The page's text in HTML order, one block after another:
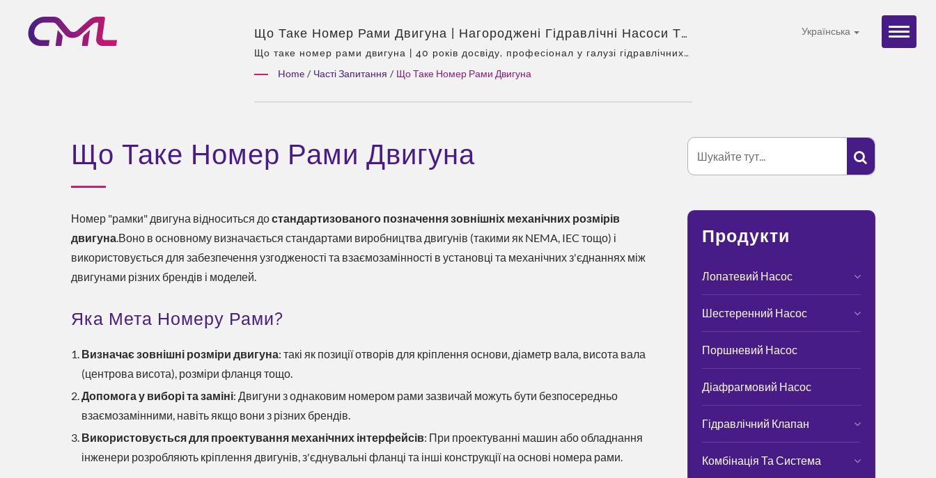
Українська
Що Таке Номер Рами Двигуна | Нагороджені Гідравлічні Насоси Та
Клапани – CML: Сертифіковані, Надійні Та Перевірені У Всьому
Світі
Що таке номер рами двигуна | 40 років досвіду, професіонал у галузі гідравлічних
асортимент продукції, комплексні рішення, гнучка кастомізація, глобальний
Home / Часті Запитання / Що Таке Номер Рами Двигуна
Що Таке Номер Рами Двигуна
Номер "рамки" двигуна відноситься достандартизованого позначення зовнішніх механічних розмірів
двигуна.Воно в основному визначається стандартами виробництва двигунів (такими як NEMA, IEC тощо) і
використовується для забезпечення узгодженості та взаємозамінності в установці та механічних з'єднаннях між
двигунами різних брендів і моделей.
Яка Мета Номеру Рами?
Визначає зовнішні розміри двигуна: такі як позиції отворів для кріплення основи, діаметр вала, висота вала
(центрова висота), розміри фланця тощо.
Допомога у виборі та заміні: Двигуни з однаковим номером рами зазвичай можуть бути безпосередньо
взаємозамінними, навіть якщо вони з різних брендів.
Використовується для проектування механічних інтерфейсів: При проектуванні машин або обладнання
інженери розробляють кріплення двигунів, з'єднувальні фланці та інші конструкції на основі номера рами.
Продукти
Лопатевий Насос
Шестеренний Насос
Поршневий Насос
Діафрагмовий Насос
Гідравлічний Клапан
Комбінація Та Система